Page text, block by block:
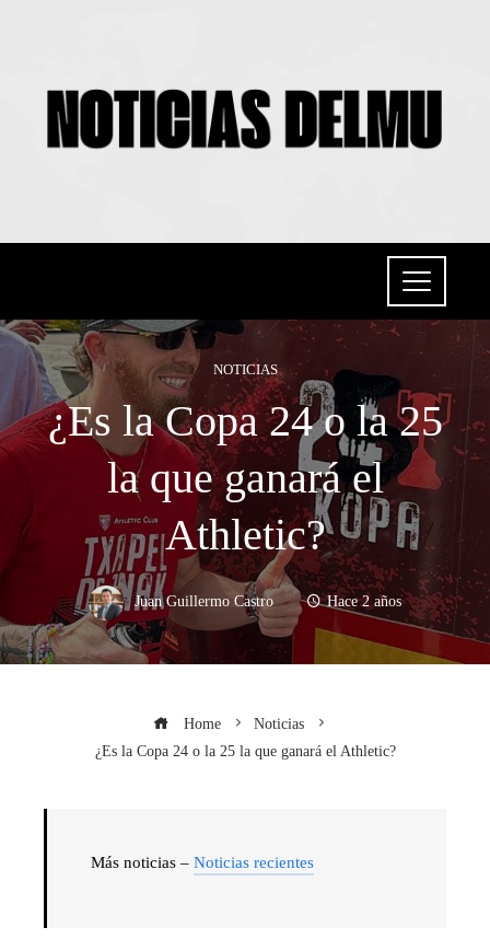
NOTICIAS
¿Es la Copa 24 o la 25
la que ganará el
Athletic?
Juan Guillermo Castro Hace 2 años
Home
Noticias
¿Es la Copa 24 o la 25 la que ganará el Athletic?
Más noticias – Noticias recientes